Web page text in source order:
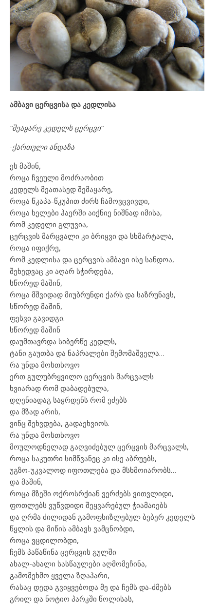
ამბავი ცერცვისა და კედლისა
“შეაყარე კედელს ცერცვი”
-ქართული ანდაზა
ეს მაშინ,
როცა ჩვეული მოძრაობით
კედელს მეათასედ შემაყარე,
როცა წკაპა-წკუპით ძირს ჩამოვცვივდი,
როცა ხელები ჰაერში აიქნიე ნიშნად იმისა,
რომ კედელი გლუვია,
ცერცვის მარცვალი კი ბრიყვი და სხმარტალა,
როცა იფიქრე,
რომ კედლისა და ცერცვის ამბავი ისე სანდოა,
შეხედვაც კი აღარ სჭირდება,
სწორედ მაშინ,
როცა მშვიდად მიუბრუნდი ქარს და საზრუნავს,
სწორედ მაშინ,
ფესვი გავიდგი.
სწორედ მაშინ
დაუმთავრდა სიბერწე კედლს,
ტანი გაუთბა და ნაპრალები შემომაშველა…
რა უნდა მოსთხოვო
ერთ გულუბრყვილო ცერცვის მარცვალს
ხვიარად რომ დაბადებულა,
დღენიადაგ საყრდენს რომ ეძებს
და მზად არის,
ვინც შეხვდება, გადაეხვიოს.
რა უნდა მოსთხოვო
მოულოდნელად გაღვიძებულ ცერცვის მარცვალს,
როცა საკუთრი სიმწვანეც კი ისე აბრუებს,
უგზო-უკვალოდ იფოთლება და მსხმოიარობს…
და მაშინ,
როცა მზეში ოქროსრქიან ვერძებს ვითვლიდი,
ფოთლებს ვუწვდიდი შეყვარებულ ჭიამაიებს
და ღრმა ძილიდან გამოფხიზლებულ ბებერ კედელს
წყლის და მიწის ამბავს ვამცნობდი,
როცა ვცდილობდი,
ჩემს პაწაწინა ცერცვის გულში
ახალ-ახალი სასწაულები აღმომეჩინა,
გამომეხმო ყველა ზღაპარი,
რასაც დედა გვიყვებოდა მე და ჩემს და-ძმებს
გრილ და ნოტიო პარკში წოლისას,